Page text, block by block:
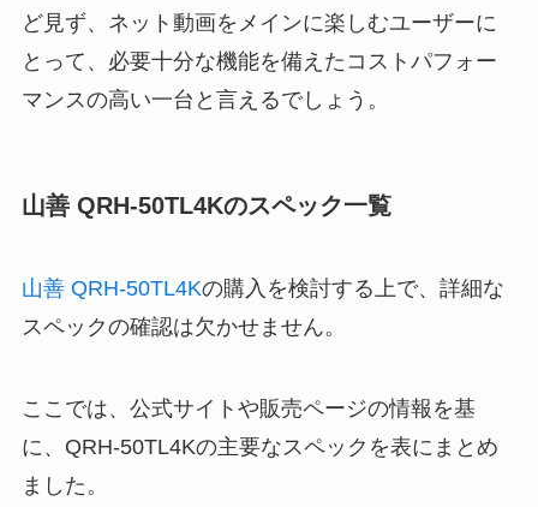
ど見ず、ネット動画をメインに楽しむユーザーに
とって、必要十分な機能を備えたコストパフォー
マンスの高い一台と言えるでしょう。
山善 QRH-50TL4Kのスペック一覧
山善 QRH-50TL4Kの購入を検討する上で、詳細な
スペックの確認は欠かせません。
ここでは、公式サイトや販売ページの情報を基
に、QRH-50TL4Kの主要なスペックを表にまとめ
ました。